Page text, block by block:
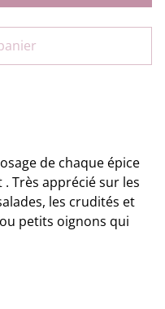
de chaque épice
Très apprécié sur les
les crudités et
petits oignons qui